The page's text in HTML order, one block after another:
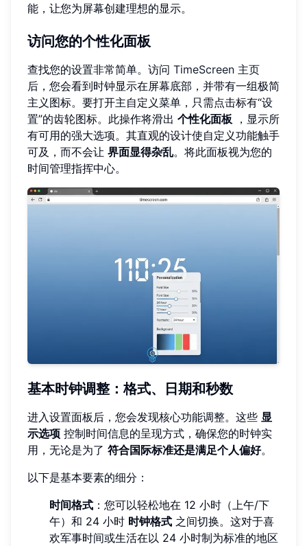
能，让您为屏幕创建理想的显示。
访问您的个性化面板
查找您的设置非常简单。访问 TimeScreen 主页
后，您会看到时钟显示在屏幕底部，并带有一组极简
主义图标。要打开主自定义菜单，只需点击标有“设
置”的齿轮图标。此操作将滑出 个性化面板 ，显示所
有可用的强大选项。其直观的设计使自定义功能触手
可及，而不会让 界面显得杂乱。将此面板视为您的
时间管理指挥中心。
基本时钟调整：格式、日期和秒数
进入设置面板后，您会发现核心功能调整。这些 显
示选项 控制时间信息的呈现方式，确保您的时钟实
用，无论是为了 符合国际标准还是满足个人偏好。
以下是基本要素的细分：
时间格式 ：您可以轻松地在 12 小时（上午/下
午）和 24 小时 时钟格式 之间切换。这对于喜
欢军事时间或生活在以 24 小时制为标准的地区